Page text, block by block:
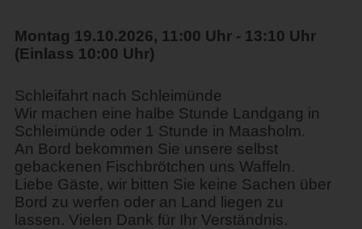
Montag 19.10.2026, 11:00 Uhr - 13:10 Uhr
(Einlass 10:00 Uhr)
Schleifahrt nach Schleimünde
Wir machen eine halbe Stunde Landgang in
Schleimünde oder 1 Stunde in Maasholm.
An Bord bekommen Sie unsere selbst
gebackenen Fischbrötchen uns Waffeln.
Liebe Gäste, wir bitten Sie keine Sachen über
Bord zu werfen oder an Land liegen zu
lassen. Vielen Dank für Ihr Verständnis.